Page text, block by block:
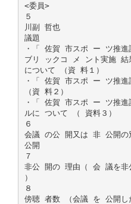
<委員>
５
川副 哲也
議題
・「 佐賀 市スポ ー ツ推
ブリ ックコ メ ント実施 結
について （資 料１）
・「 佐賀 市スポ ー ツ推
（資 料２）
・「 佐賀 市スポ ー ツ推
ルに ついて （ 資料３）
６
会議 の公 開又は 非 公開の
公開
７
非公 開の 理由（ 会 議を非
）
８
傍聴 者数 （会議 を 公開し